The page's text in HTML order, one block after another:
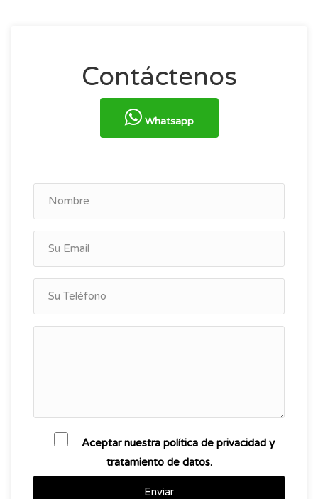
Contáctenos
Whatsapp
Aceptar nuestra política de privacidad y
tratamiento de datos.
Enviar